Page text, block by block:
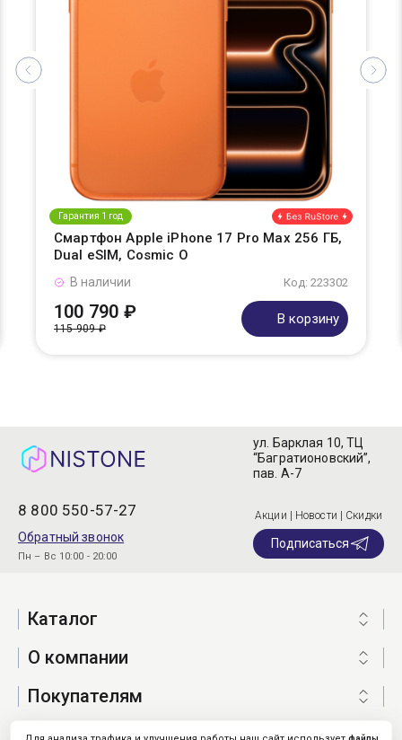
Гарантия 1 год
Смартфон Apple iPhone 17 Pro Max 256 ГБ,
Dual eSIM, Cosmic O
Код: 223302
В наличии
100 790 ₽
115 909 ₽
В корзину
8 800 550-57-27
Обратный звонок
Пн – Вс 10:00 - 20:00
ул. Барклая 10, ТЦ
“Багратионовский”,
пав. А-7
Акции | Новости | Скидки
Подписаться
Каталог
О компании
Покупателям